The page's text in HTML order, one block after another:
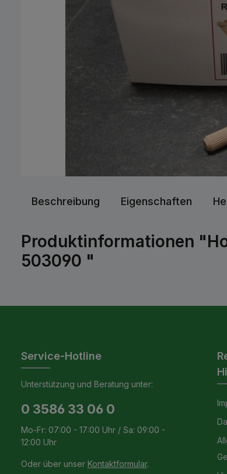
Beschreibung Eigenschaften
Produktinformationen
503090 "
Service-Hotline
Unterstützung und Beratung unter:
0 3586 33 06 0
Mo-Fr: 07:00 - 17:00 Uhr / Sa: 09:00 -
12:00 Uhr
Oder über unser Kontaktformular.